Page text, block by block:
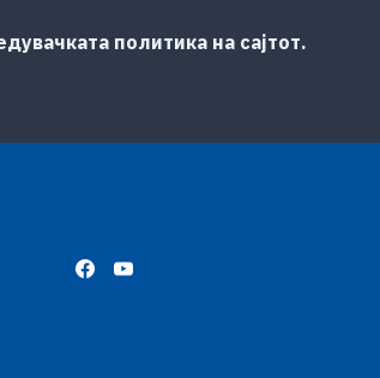
политика на сајтот.